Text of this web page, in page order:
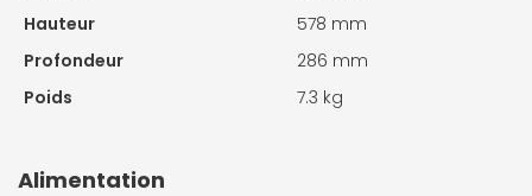
Hauteur
578 mm
Profondeur
286 mm
Poids
7.3 kg
Alimentation